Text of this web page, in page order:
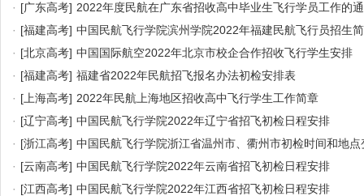
· [广东高考] 2022年度民航在广东省招收高中毕业生飞行学员工作的
· [福建高考] 中国民航飞行学院滨州学院2022年福建民航飞行员招生
· [北京高考] 中国国际航空2022年北京市校企合作招收飞行学生安排
· [福建高考] 福建省2022年民航招飞报名办法初检安排表
· [上海高考] 2022年民航上海地区招收高中飞行学生工作简章
· [辽宁高考] 中国民航飞行学院2022年辽宁省招飞初检日程安排
· [浙江高考] 中国民航飞行学院浙江省温州市、衢州市初检时间和地
· [云南高考] 中国民航飞行学院2022年云南省招飞初检日程安排
· [江西高考] 中国民航飞行学院2022年江西省招飞初检日程安排